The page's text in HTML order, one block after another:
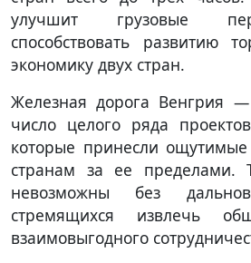
улучшит грузовые
способствовать развитию
экономику двух стран.
Железная дорога Венгрия
число целого ряда
которые принесли
странам за ее пределами.
невозможны без
стремящихся извлечь
взаимовыгодного